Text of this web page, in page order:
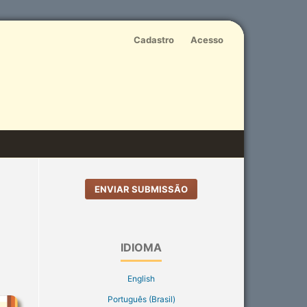
Cadastro Acesso
ENVIAR SUBMISSÃO
IDIOMA
English
Português (Brasil)